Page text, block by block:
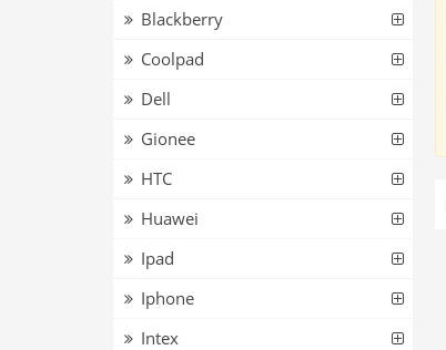
Blackberry
Coolpad
Dell
Gionee
HTC
Huawei
Ipad
Iphone
Intex